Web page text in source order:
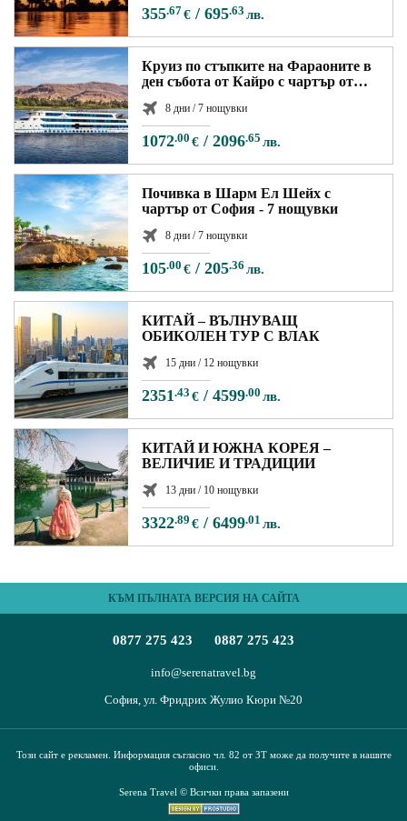
355.67€/ 695.63 лв.
Круиз по стъпките на Фараоните в
ден събота от Кайро с чартър от
8 дни / 7 нощувки
1072.00 €/ 2096.65 лв.
Почивка в Шарм Ел Шейх с
чартър от София - 7 нощувки
8 дни / 7 нощувки
105.00 €/ 205.36 лв.
КИТАЙ – ВЪЛНУВАЩ
ОБИКОЛЕН ТУР С ВЛАК
15 дни / 12 нощувки
2351 .43 €/ 4599.00 лв.
КИТАЙ И ЮЖНА КОРЕЯ –
ВЕЛИЧИЕ И ТРАДИЦИИ
13 дни / 10 нощувки
3322.89 €/ 6499.01 лв.
КЪМ ПЪЛНАТА ВЕРСИЯ НА САЙТА
0877 275 423 0887 275 423
info@serenatravel.bg
София, ул. Фридрих Жулио Кюри №20
Този сайт е рекламен. Информация съгласно чл. 82 от ЗТ може да получите в нашите
офиси.
Serena Travel © Всички права запазени